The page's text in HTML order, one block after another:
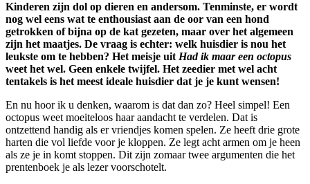
Kinderen zijn dol op dieren en andersom. Tenminste, er wordt
nog wel eens wat te enthousiast aan de oor van een hond
getrokken of bijna op de kat gezeten, maar over het algemeen
zijn het maatjes. De vraag is echter: welk huisdier is nou het
leukste om te hebben? Het meisje uitHad ik maar een octopus
weet het wel. Geen enkele twijfel. Het zeedier met wel acht
tentakels is het meest ideale huisdier dat je je kunt wensen!
En nu hoor ik u denken, waarom is dat dan zo? Heel simpel! Een
octopus weet moeiteloos haar aandacht te verdelen. Dat is
ontzettend handig als er vriendjes komen spelen. Ze heeft drie grote
harten die vol liefde voor je kloppen. Ze legt acht armen om je heen
als ze je in komt stoppen. Dit zijn zomaar twee argumenten die het
prentenboek je als lezer voorschotelt.